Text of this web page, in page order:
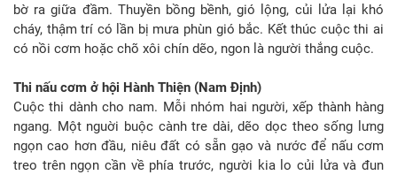
bờ ra giữa đầm. Thuyền bồng bềnh, gió lộng, củi lửa lại khó
cháy, thậm trí có lần bị mưa phùn gió bắc. Kết thúc cuộc thi ai
có nồi cơm hoặc chõ xôi chín dẽo, ngon là người thắng cuộc.
Thi nấu cơm ở hội Hành Thiện (Nam Định)
Cuộc thi dành cho nam. Mỗi nhóm hai người, xếp thành hàng
ngang. Một nguời buộc cành tre dài, dẽo dọc theo sống lưng
ngọn cao hơn đầu, niêu đất có sẵn gạo và nước để nấu cơm
treo trên ngọn cần về phía trước, người kia lo củi lửa và đun